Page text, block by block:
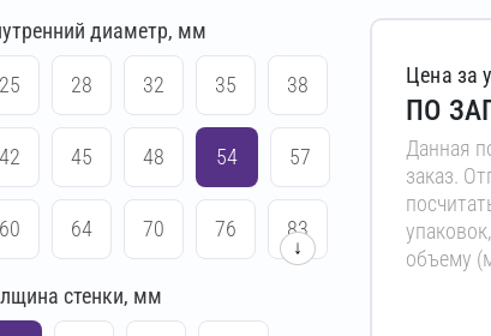
диаметр, мм
25 28 32 35 38
42 45 48 54 57
60 64 70 76 83
89 102 108
↓
стенки, мм
Цена за
ПО
Данная
заказ.
объему